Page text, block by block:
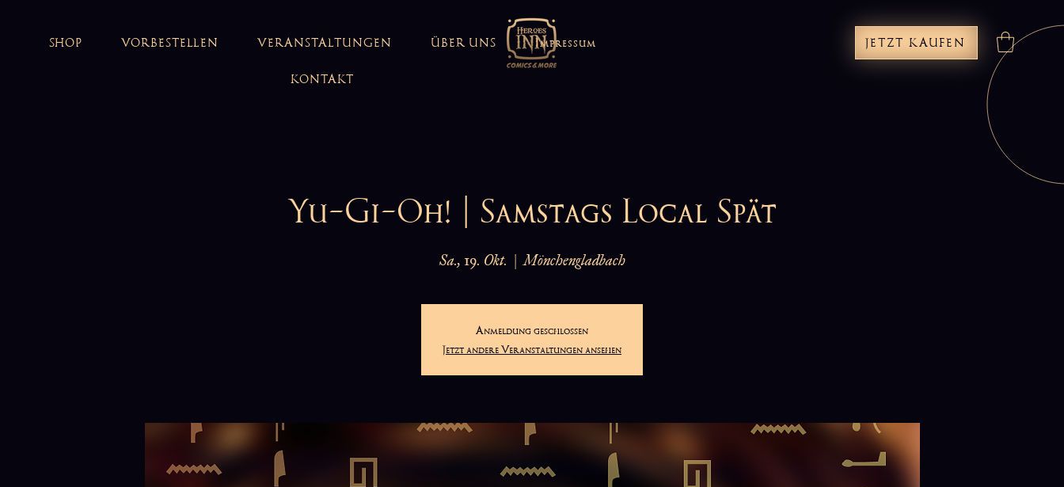
SHOP VORBESTELLEN VERANSTALTUNGEN ÜBER UNS Impressum
KONTAKT
JETZT KAUFEN
Yu-Gi-Oh! | Samstags Local Spät
Sa., 19. Okt.
  |
Mönchengladbach
Anmeldung geschlossen
Jetzt andere Veranstaltungen ansehen